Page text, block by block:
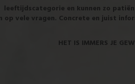
en kunnen zo
op vele vragen. Concrete en juist
HET IS IMMERS JE